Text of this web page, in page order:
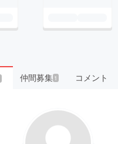
仲間募集 1 コメント